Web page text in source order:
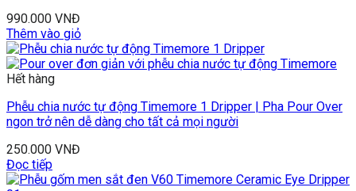
990.000 VNĐ
Thêm vào giỏ
Hết hàng
Phễu chia nước tự động Timemore 1 Dripper | Pha Pour Over
ngon trở nên dễ dàng cho tất cả mọi người
250.000 VNĐ
Đọc tiếp